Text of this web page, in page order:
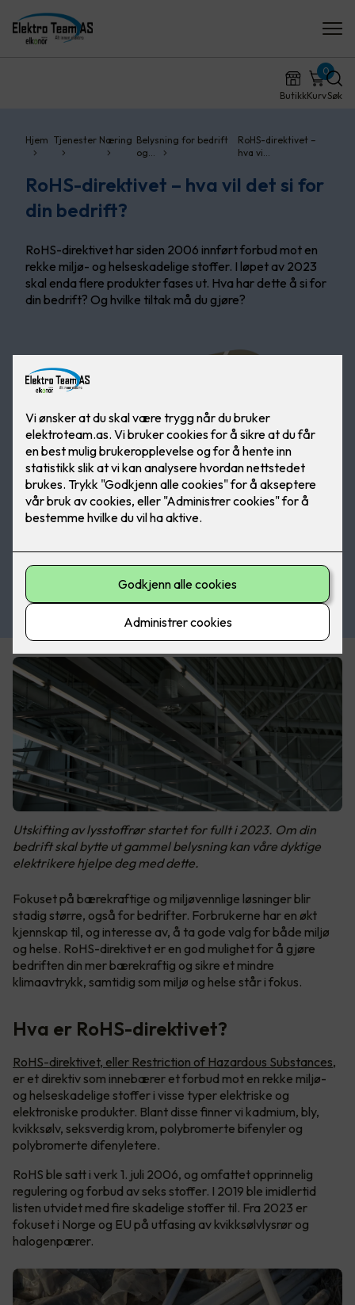
ButikkKurv
0
Søk
Hjem Tjenester Næring Belysning for bedrift
og…
RoHS-direktivet –
hva vi…
RoHS-direktivet – hva vil det si for
din bedrift?
RoHS-direktivet har siden 2006 innført forbud mot en
rekke miljø- og helseskadelige stoffer. I løpet av 2023
skal enda flere produkter fases ut. Hva har dette å si for
din bedrift? Og hvilke tiltak må du gjøre?
Utskifting av lysstoffrør startet for fullt i 2023. Om din
bedrift skal bytte ut gammel belysning kan våre dyktige
elektrikere hjelpe deg med dette.
Fokuset på bærekraftige og miljøvennlige løsninger blir
stadig større, også for bedrifter. Forbrukerne har en økt
kjennskap til, og interesse av, å ta gode valg for både miljø
og helse. RoHS-direktivet er en god mulighet for å gjøre
bedriften din mer bærekraftig og sikre et mindre
klimaavtrykk, samtidig som miljø og helse står i fokus.
Hva er RoHS-direktivet?
RoHS-direktivet, eller Restriction of Hazardous Substances,
er et direktiv som innebærer et forbud mot en rekke miljø-
og helseskadelige stoffer i visse typer elektriske og
elektroniske produkter. Blant disse finner vi kadmium, bly,
kvikksølv, seksverdig krom, polybromerte bifenyler og
polybromerte difenyletere.
RoHS ble satt i verk 1. juli 2006, og omfattet opprinnelig
regulering og forbud av seks stoffer. I 2019 ble imidlertid
listen utvidet med fire skadelige stoffer til. Fra 2023 er
fokuset i Norge og EU på utfasing av kvikksølvlysrør og
halogenpærer.